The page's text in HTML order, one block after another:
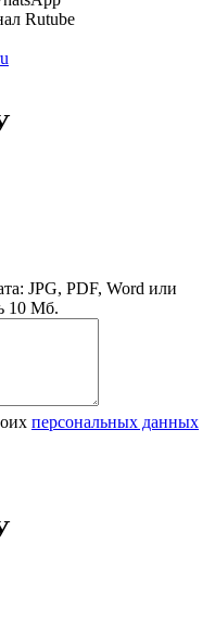
JPG, PDF, Word или
10 Мб.
персональных данных